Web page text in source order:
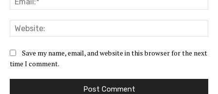
Save my name, email, and website in this browser for the next
time I comment.